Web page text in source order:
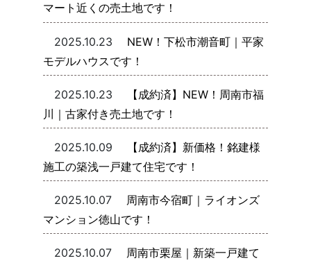
マート近くの売土地です！
2025.10.23
NEW！下松市潮音町｜平家
モデルハウスです！
2025.10.23
【成約済】NEW！周南市福
川｜古家付き売土地です！
2025.10.09
【成約済】新価格！銘建様
施工の築浅一戸建て住宅です！
2025.10.07
周南市今宿町｜ライオンズ
マンション徳山です！
2025.10.07
周南市栗屋｜新築一戸建て